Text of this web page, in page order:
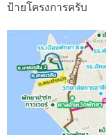
ป้ายโครงการครับ